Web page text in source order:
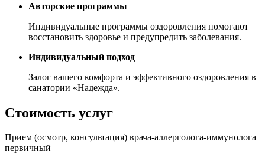
Авторские программы
Индивидуальные программы оздоровления помогают
восстановить здоровье и предупредить заболевания.
Индивидуальный подход
Залог вашего комфорта и эффективного оздоровления в
санатории «Надежда».
Стоимость услуг
Прием (осмотр, консультация) врача-аллерголога-иммунолога
первичный